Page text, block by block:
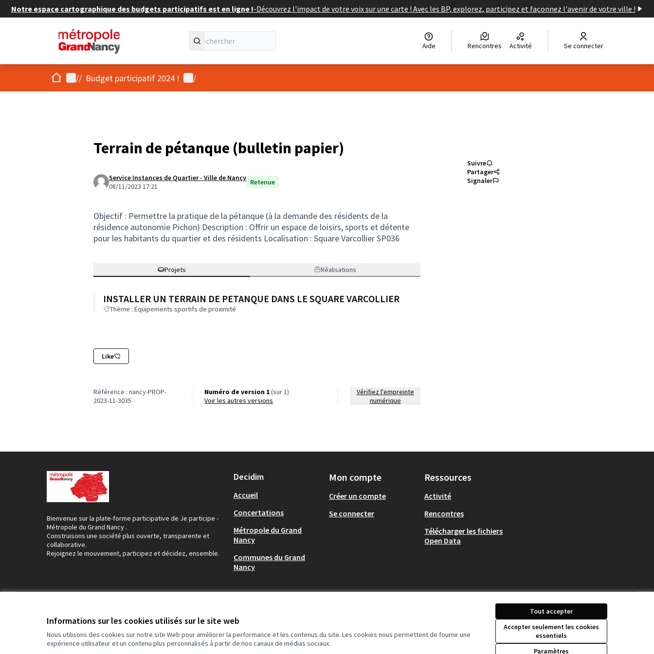
Informations sur les cookies utilisés sur le site web
Nous utilisons des cookies sur notre site Web pour améliorer la performance et les contenus du site. Les cookies nous permettent de fournir une
expérience utilisateur et un contenu plus personnalisés à partir de nos canaux de médias sociaux.
Tout accepter
Accepter seulement les cookies
essentiels
Paramètres
Notre espace cartographique des budgets participatifs est en ligne !-Découvrez l'impact de votre voix sur une carte ! Avec les BP, explorez, participez et façonnez l'avenir de votre ville !
Aide Rencontres Activité Se connecter
AccueilMenu principal
// Budget participatif 2024 ! Menu utilisateur
/
Terrain de pétanque (bulletin papier)
Service Instances de Quartier - Ville de Nancy
08/11/2023 17:21
Retenue
Objectif : Permettre la pratique de la pétanque (à la demande des résidents de la
résidence autonomie Pichon) Description : Offrir un espace de loisirs, sports et détente
pour les habitants du quartier et des résidents Localisation : Square Varcollier SP036
Projets Réalisations
INSTALLER UN TERRAIN DE PETANQUE DANS LE SQUARE VARCOLLIER
Thème : Équipements sportifs de proximité
Like
Suivre
Partager
Signaler
Référence : nancy-PROP-
2023-11-3035
Numéro de version 1(sur 1)
voir les autres versions
Vérifiez l'empreinte
numérique
Bienvenue sur la plate-forme participative de Je participe -
Métropole du Grand Nancy .
Construisons une société plus ouverte, transparente et
collaborative.
Rejoignez le mouvement, participez et décidez, ensemble.
Decidim
Accueil
Concertations
Métropole du Grand
Nancy
Communes du Grand
Nancy
Mon compte
Créer un compte
Se connecter
Ressources
Activité
Rencontres
Télécharger les fichiers
Open Data
Licence Creative
(Lien externe)